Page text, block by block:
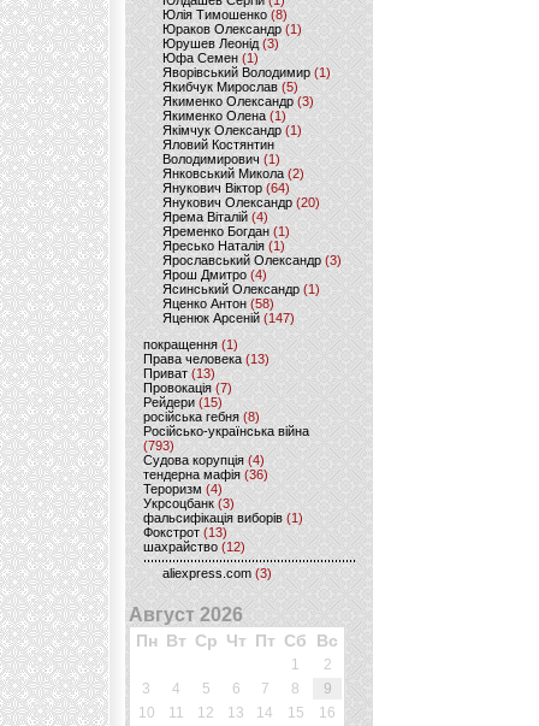
Юлія Тимошенко (8)
Юраков Олександр (1)
Юрушев Леонід (3)
Юфа Семен (1)
Яворівський Володимир (1)
Якибчук Мирослав (5)
Якименко Олександр (3)
Якименко Олена(1)
Якімчук Олександр (1)
Яловий Костянтин
Володимирович (1)
Янковський Микола(2)
Янукович Віктор (64)
Янукович Олександр(20)
Ярема Віталій(4)
Яременко Богдан(1)
Яресько Наталія(1)
Ярославський Олександр (3)
Ярош Дмитро (4)
Ясинський Олександр (1)
Яценко Антон(58)
Яценюк Арсеній (147)
покращення (1)
Права человека(13)
Приват (13)
Провокація (7)
Рейдери (15)
російська гебня (8)
Російсько-українська війна
(793)
Судова корупція (4)
тендерна мафія (36)
Тероризм (4)
Укрсоцбанк (3)
фальсифікація виборів (1)
Фокстрот(13)
шахрайство (12)
aliexpress.com (3)
Август 2026
Пн Вт Ср Чт Пт Сб Вс
1
2
3
4 5 6 7 8
9
10
11 12 13 14 15
16